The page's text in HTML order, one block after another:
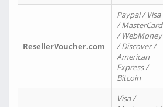
ResellerVoucher.com
Paypal / Visa
/ MasterCard
/ WebMoney
/ Discover /
American
Express /
Bitcoin
Visa /